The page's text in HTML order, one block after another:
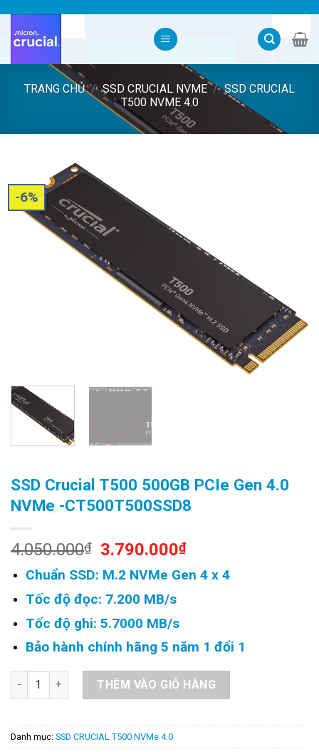
content
TRANG CHỦ / SSD CRUCIAL NVME / SSD CRUCIAL
T500 NVME 4.0
-6%
SSD Crucial T500 500GB PCIe Gen 4.0
NVMe -CT500T500SSD8
4.050.000₫
Original
price
was:
4.050.000₫.
3.790.000₫Current
price
is:
Chuẩn SSD: M.2 NVMe Gen 4 x 4
Tốc độ đọc: 7.200 MB/s
Tốc độ ghi: 5.7000 MB/s
Bảo hành chính hãng 5 năm 1 đổi 1
SSD Crucial T500 500GB PCIe Gen 4.0 NVMe -
THÊM VÀO GIỎ HÀNG
Danh mục: SSD CRUCIAL T500 NVMe 4.0